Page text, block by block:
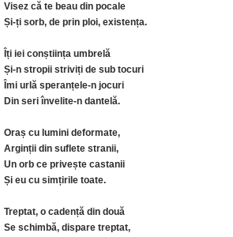
Visez că te beau din pocale
Și-ți sorb, de prin ploi, existența.
Îți iei conștiința umbrelă
Și-n stropii striviți de sub tocuri
Îmi urlă speranțele-n jocuri
Din seri învelite-n dantelă.
Oraș cu lumini deformate,
Arginții din suflete stranii,
Un orb ce privește castanii
Și eu cu simțirile toate.
Treptat, o cadență din două
Se schimbă, dispare treptat,